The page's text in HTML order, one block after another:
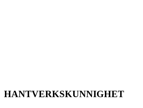
HANTVERKSKUNNIGHET